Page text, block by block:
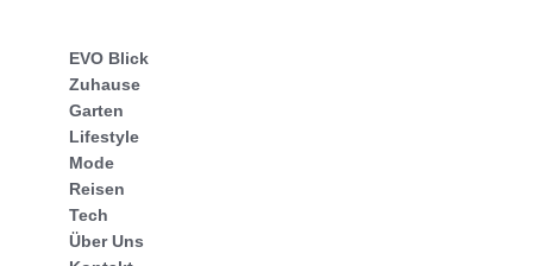
EVO Blick
Zuhause
Garten
Lifestyle
Mode
Reisen
Tech
Über Uns